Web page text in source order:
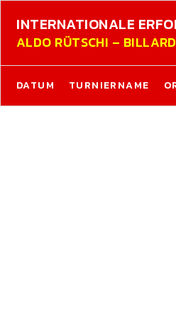
INTERNATIONALE
ALDO RÜTSCHI –
DATUM TURNIERNAME